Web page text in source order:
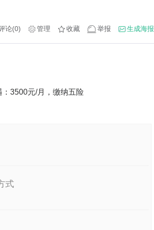
论(0) 管理 收藏 举报 生成海报
3500元/月，缴纳五险
式